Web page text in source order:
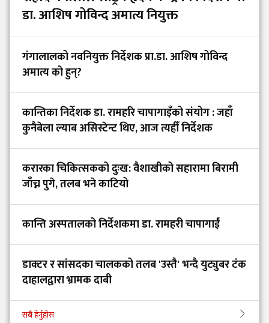
डा. आशिष गोविन्द अमात्य नियुक्त
गंगालालको नवनियुक्त निर्देशक प्रा.डा. आशिष गोविन्द
अमात्य को हुन्?
कान्तिका निर्देशक डा. रामहरि चापागाइँको संयोग : जहाँ
कुनैबेला ल्याब असिस्टेन्ट थिए, आज त्यहीँ निर्देशक
करारका चिकित्सकको दुःख: वैशाखीको सहारामा बिरामी
जाँच्न पुगे, तलब भने काटियो
कान्ति अस्पतालको निर्देशकमा डा. रामहरी चापागाईं
डाक्टर र सांसदका चालकको तलब 'उस्तै' भन्दै युट्युबर टंक
दाहालद्वारा भ्रामक दाबी
सबै हेर्नुहोस